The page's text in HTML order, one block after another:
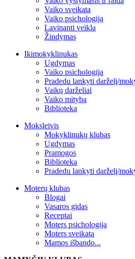
Vaiko sveikata
Vaiko psichologija
Lavinanti veikla
Žindymas
Ikimokyklinukas
Ugdymas
Vaiko psichologija
Pradedu lankyti darželį/
Vaikų darželiai
Vaiko mityba
Biblioteka
Moksleivis
Mokyklinukų klubas
Ugdymas
Pramogos
Biblioteka
Pradedu lankyti darželį/
Moterų klubas
Blogai
Vasaros gidas
Receptai
Moters psichologija
Moters sveikata
Mamos išbando...